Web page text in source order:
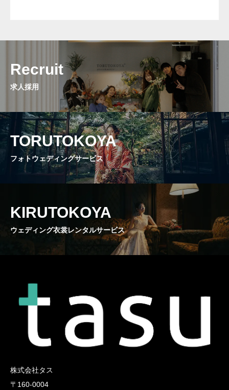
Recruit
求人採用
TORUTOKOYA
フォトウェディングサービス
KIRUTOKOYA
ウェディング衣裳レンタルサービス
株式会社タス
〒160-0004